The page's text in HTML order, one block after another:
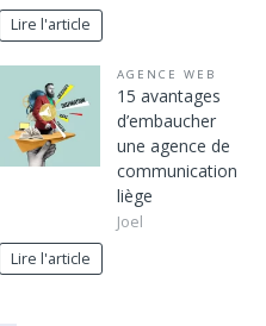
Lire l'article
AGENCE WEB
15 avantages
d’embaucher
une agence de
communication
liège
Joel
Lire l'article